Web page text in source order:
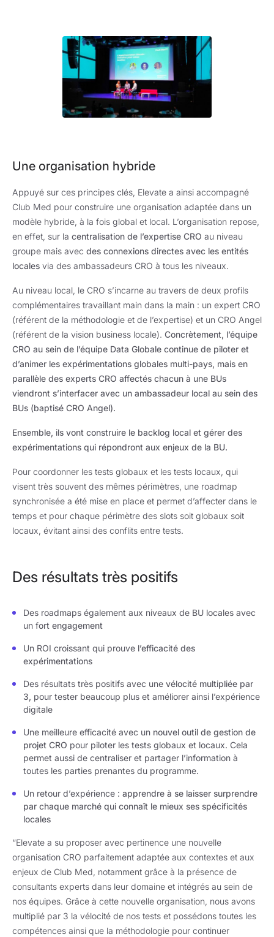
Une organisation hybride
Appuyé sur ces principes clés, Elevate a ainsi accompagné
Club Med pour construire une organisation adaptée dans un
modèle hybride, à la fois global et local. L’organisation repose,
en effet, sur la centralisation de l’expertise CRO au niveau
groupe mais avec des connexions directes avec les entités
locales via des ambassadeurs CRO à tous les niveaux.
Au niveau local, le CRO s’incarne au travers de deux profils
complémentaires travaillant main dans la main : un expert CRO
(référent de la méthodologie et de l’expertise) et un CRO Angel
(référent de la vision business locale). Concrètement, l’équipe
CRO au sein de l’équipe Data Globale continue de piloter et
d’animer les expérimentations globales multi-pays, mais en
parallèle des experts CRO affectés chacun à une BUs
viendront s’interfacer avec un ambassadeur local au sein des
BUs (baptisé CRO Angel).
Ensemble, ils vont construire le backlog local et gérer des
expérimentations qui répondront aux enjeux de la BU.
Pour coordonner les tests globaux et les tests locaux, qui
visent très souvent des mêmes périmètres, une roadmap
synchronisée a été mise en place et permet d’affecter dans le
temps et pour chaque périmètre des slots soit globaux soit
locaux, évitant ainsi des conflits entre tests.
Des résultats très positifs
Des roadmaps également aux niveaux de BU locales avec
un fort engagement
Un ROI croissant qui prouve l’efficacité des
expérimentations
Des résultats très positifs avec une vélocité multipliée par
3, pour tester beaucoup plus et améliorer ainsi l’expérience
digitale
Une meilleure efficacité avec un nouvel outil de gestion de
projet CRO pour piloter les tests globaux et locaux. Cela
permet aussi de centraliser et partager l’information à
toutes les parties prenantes du programme.
Un retour d’expérience : apprendre à se laisser surprendre
par chaque marché qui connaît le mieux ses spécificités
locales
“Elevate a su proposer avec pertinence une nouvelle
organisation CRO parfaitement adaptée aux contextes et aux
enjeux de Club Med, notamment grâce à la présence de
consultants experts dans leur domaine et intégrés au sein de
nos équipes. Grâce à cette nouvelle organisation, nous avons
multiplié par 3 la vélocité de nos tests et possédons toutes les
compétences ainsi que la méthodologie pour continuer